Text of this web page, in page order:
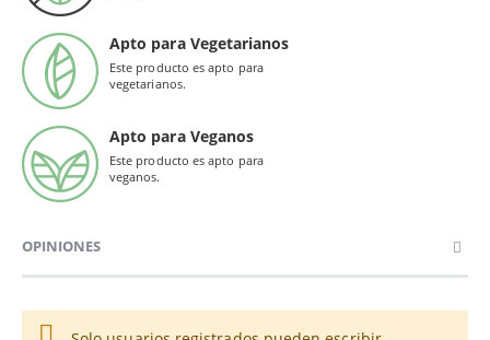
Apto para Vegetarianos
Este producto es apto para
vegetarianos.
Apto para Veganos
Este producto es apto para
veganos.
OPINIONES